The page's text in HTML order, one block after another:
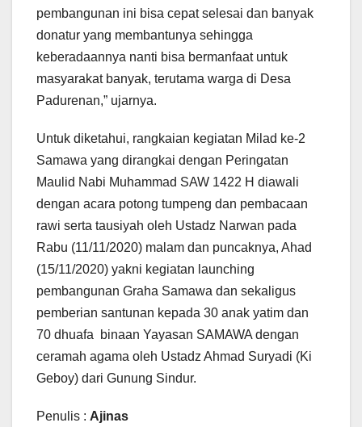
pembangunan ini bisa cepat selesai dan banyak
donatur yang membantunya sehingga
keberadaannya nanti bisa bermanfaat untuk
masyarakat banyak, terutama warga di Desa
Padurenan,” ujarnya.
Untuk diketahui, rangkaian kegiatan Milad ke-2
Samawa yang dirangkai dengan Peringatan
Maulid Nabi Muhammad SAW 1422 H diawali
dengan acara potong tumpeng dan pembacaan
rawi serta tausiyah oleh Ustadz Narwan pada
Rabu (11/11/2020) malam dan puncaknya, Ahad
(15/11/2020) yakni kegiatan launching
pembangunan Graha Samawa dan sekaligus
pemberian santunan kepada 30 anak yatim dan
70 dhuafa binaan Yayasan SAMAWA dengan
ceramah agama oleh Ustadz Ahmad Suryadi (Ki
Geboy) dari Gunung Sindur.
Penulis : Ajinas